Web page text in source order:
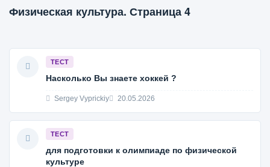
Физическая культура. Страница 4
ТЕСТ
Насколько Вы знаете хоккей ?
Sergey Vyprickiy 20.05.2026
ТЕСТ
для подготовки к олимпиаде по физической
культуре